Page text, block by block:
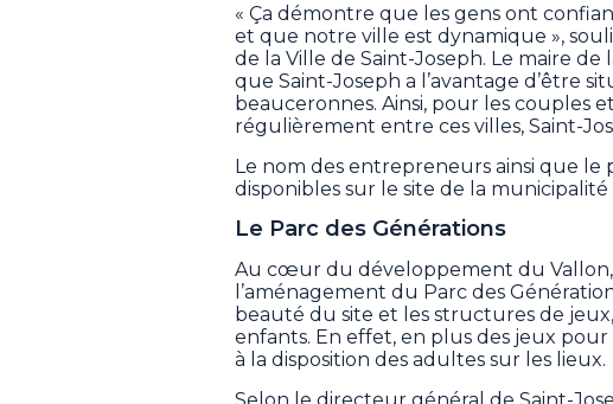
« Ça démontre que les gens ont
et que notre ville est dynamique »,
de la Ville de Saint-Joseph. Le maire
que Saint-Joseph a l’avantage d’être
beauceronnes. Ainsi, pour les couples
régulièrement entre ces villes, Saint-
Le nom des entrepreneurs ainsi que le
disponibles sur le site de la municipalité
Le Parc des Générations
Au cœur du développement du
l’aménagement du Parc des
beauté du site et les structures de
enfants. En effet, en plus des jeux
à la disposition des adultes sur les lieux.